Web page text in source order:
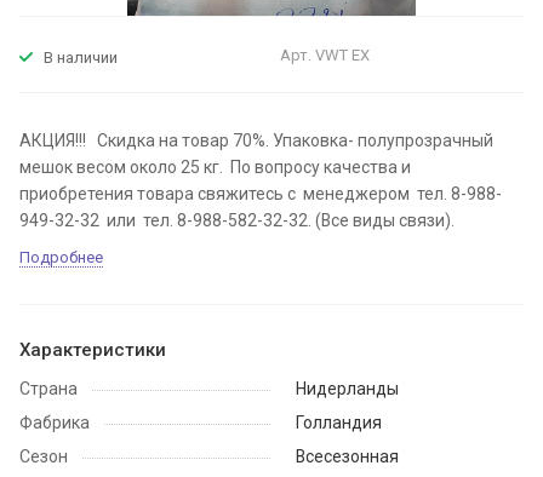
В наличии Арт. VWT EX
АКЦИЯ!!! Скидка на товар 70%. Упаковка- полупрозрачный
мешок весом около 25 кг. По вопросу качества и
приобретения товара свяжитесь с менеджером тел. 8-988-
949-32-32 или тел. 8-988-582-32-32. (Все виды связи).
Подробнее
Характеристики
Страна
Нидерланды
Фабрика
Голландия
Сезон
Всесезонная